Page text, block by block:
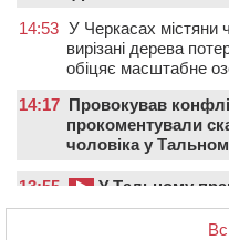
14:53 У Черкасах містяни
вирізані дерева
обіцяє масштабне
14:17 Провокував
прокоментували
чоловіка у
13:55
У Тальному
витягли з автівки